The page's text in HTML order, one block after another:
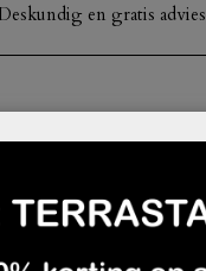
en gratis advies